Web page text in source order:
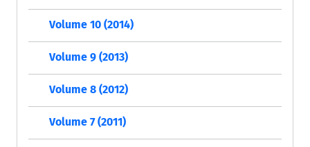
Volume 10 (2014)
Volume 9 (2013)
Volume 8 (2012)
Volume 7 (2011)